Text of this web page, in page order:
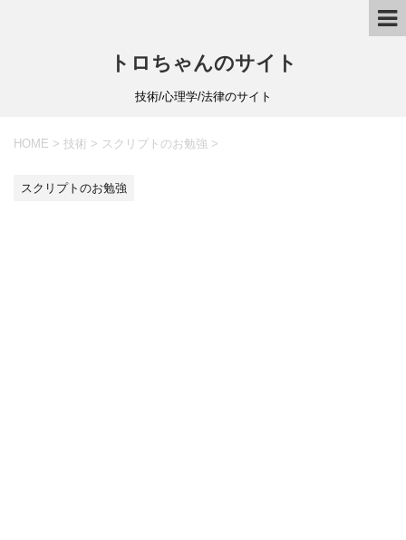
トロちゃんのサイト
技術/心理学/法律のサイト
HOME > 技術 > スクリプトのお勉強 >
スクリプトのお勉強